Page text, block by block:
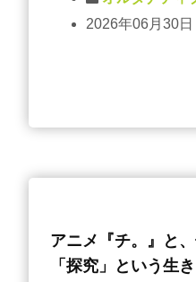
2026年06月30日
アニメ『チ。』と
「探究」という生